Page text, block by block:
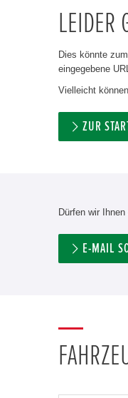
LEIDER
Dies könnte
eingegebene
Vielleicht
ZUR
Dürfen wir
E-MAIL